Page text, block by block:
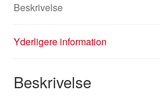
Beskrivelse
Yderligere information
Beskrivelse